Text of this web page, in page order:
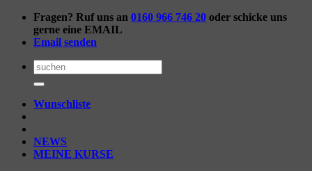
Zum
springen
Fragen? Ruf uns an 0160 966 746 20 oder schicke uns
gerne eine EMAIL
Email senden
Suchen
nach:
Wunschliste
NEWS
MEINE KURSE